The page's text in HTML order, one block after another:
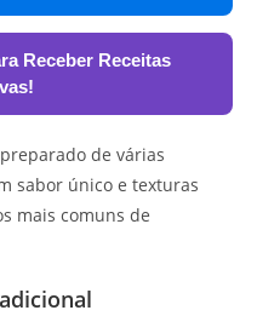
Receber Receitas
de várias
sabor único e texturas
mais comuns de